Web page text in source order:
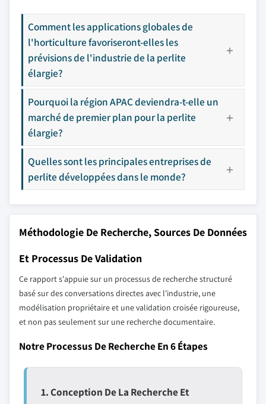
Comment les applications globales de
l'horticulture favoriseront-elles les
prévisions de l'industrie de la perlite
élargie?
Pourquoi la région APAC deviendra-t-elle un
marché de premier plan pour la perlite
élargie?
Quelles sont les principales entreprises de
perlite développées dans le monde?
Méthodologie De Recherche, Sources De Données
Et Processus De Validation
Ce rapport s'appuie sur un processus de recherche structuré
basé sur des conversations directes avec l'industrie, une
modélisation propriétaire et une validation croisée rigoureuse,
et non pas seulement sur une recherche documentaire.
Notre Processus De Recherche En 6 Étapes
1. Conception De La Recherche Et